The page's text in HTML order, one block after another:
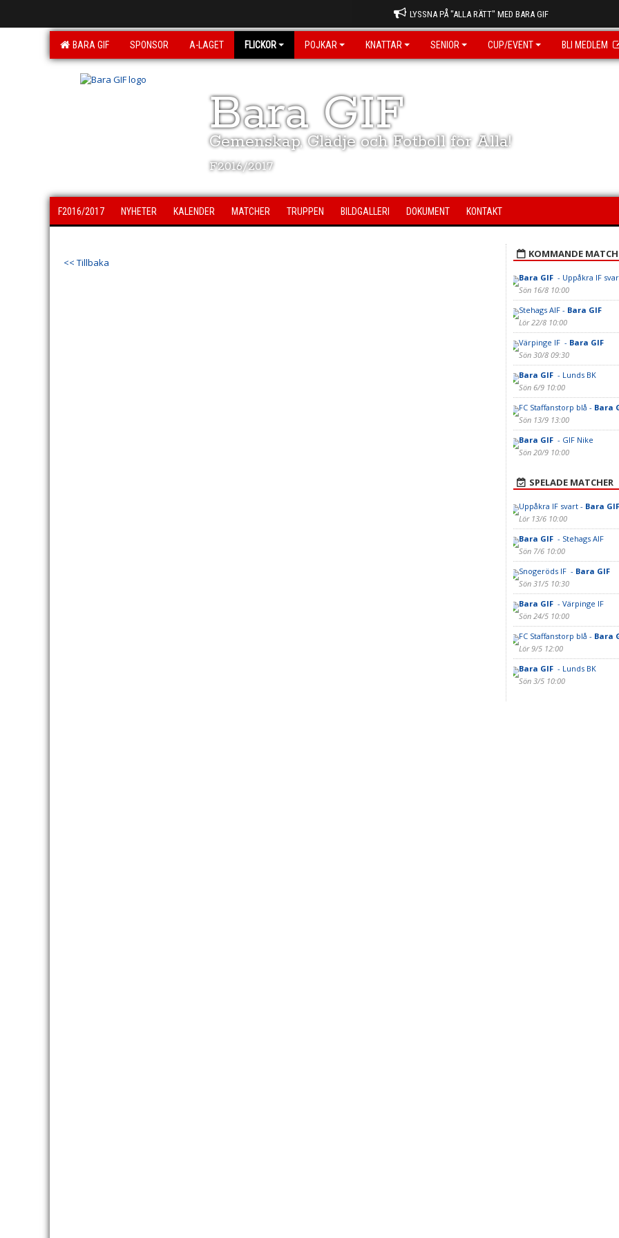
LYSSNA PÅ "ALLA RÄTT" MED BARA GIF
BARA GIF SPONSOR A-LAGET FLICKOR POJKAR KNATTAR SENIOR CUP/EVENT BLI MEDLEM
Bara GIF
Gemenskap, Glädje och Fotboll för Alla!
F2016/2017
F2016/2017 NYHETER KALENDER MATCHER TRUPPEN BILDGALLERI DOKUMENT KONTAKT
<< Tillbaka
KOMMANDE
Bara GIF - Uppåkra IF
Sön 16/8 10:00
Stehags AIF - Bara GIF
Lör 22/8 10:00
Värpinge IF - Bara GIF
Sön 30/8 09:30
Bara GIF - Lunds BK
Sön 6/9 10:00
FC Staffanstorp blå - Bara
Sön 13/9 13:00
Bara GIF - GIF Nike
Sön 20/9 10:00
SPELADE MATCHER
Uppåkra IF svart - Bara GIF
Lör 13/6 10:00
Bara GIF - Stehags AIF
Sön 7/6 10:00
Snogeröds IF - Bara GIF
Sön 31/5 10:30
Bara GIF - Värpinge IF
Sön 24/5 10:00
FC Staffanstorp blå - Bara
Lör 9/5 12:00
Bara GIF - Lunds BK
Sön 3/5 10:00